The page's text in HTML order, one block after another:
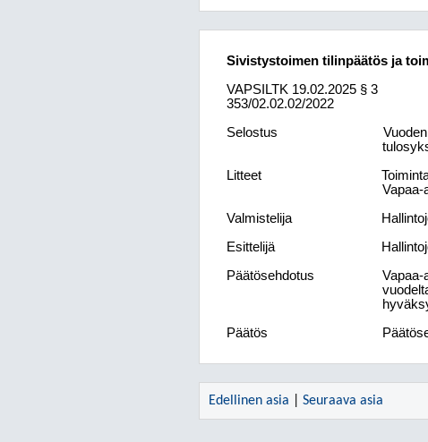
Sivistystoimen tilinpäätös ja
VAPSILTK 19.02.2025 § 3
353/02.02.02/2022
Selostus
Litteet
Valmistelija
Esittelijä
Päätösehdotus
Päätös
Edellinen asia Seuraava asia